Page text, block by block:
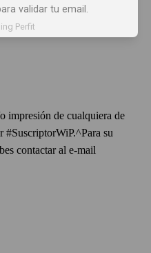
impresión de cualquiera de
#SuscriptorWiP.^Para su
contactar al e-mail
validar tu email.
Perfit